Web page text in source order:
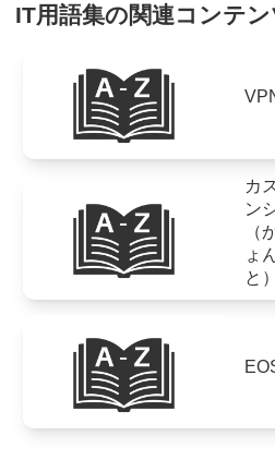
IT用語集の関連コンテン
カ
ン
（
ょ
と）